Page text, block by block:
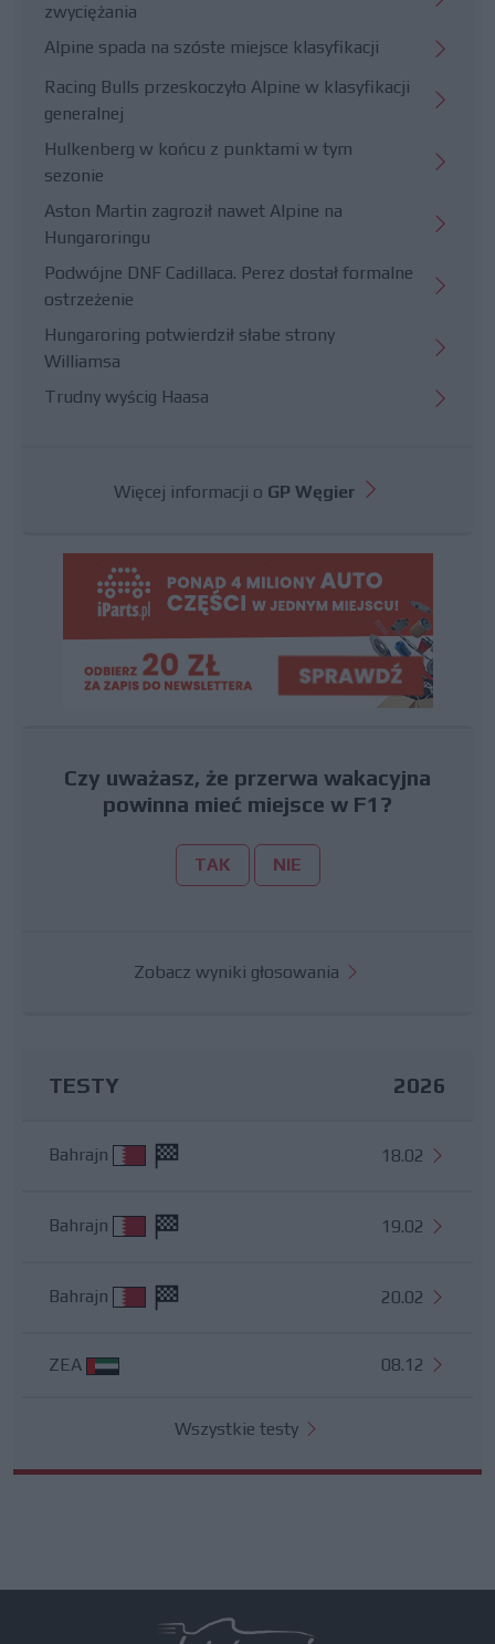
zwyciężania
Alpine spada na szóste miejsce klasyfikacji
Racing Bulls przeskoczyło Alpine w klasyfikacji
generalnej
Hulkenberg w końcu z punktami w tym
sezonie
Aston Martin zagroził nawet Alpine na
Hungaroringu
Podwójne DNF Cadillaca. Perez dostał formalne
ostrzeżenie
Hungaroring potwierdził słabe strony
Williamsa
Trudny wyścig Haasa
Więcej informacji o GP Węgier
Czy uważasz, że przerwa wakacyjna
powinna mieć miejsce w F1?
TAK NIE
Zobacz wyniki głosowania
TESTY 2026
Bahrajn 18.02
Bahrajn 19.02
Bahrajn 20.02
ZEA 08.12
Wszystkie testy